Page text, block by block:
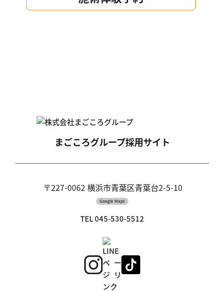
まごころグループ採用サイト
〒227-0062 横浜市青葉区青葉台2-5-10
Google Maps
TEL 045-530-5512